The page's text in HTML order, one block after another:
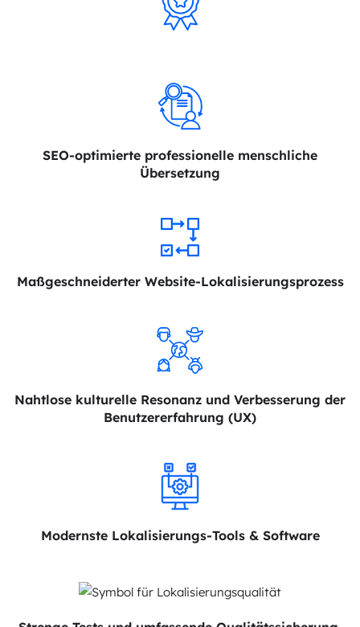
SEO-optimierte professionelle menschliche
Übersetzung
Maßgeschneiderter Website-Lokalisierungsprozess
Nahtlose kulturelle Resonanz und Verbesserung der
Benutzererfahrung (UX)
Modernste Lokalisierungs-Tools & Software